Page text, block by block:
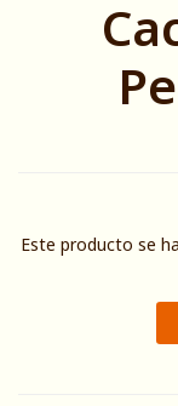
Este producto se